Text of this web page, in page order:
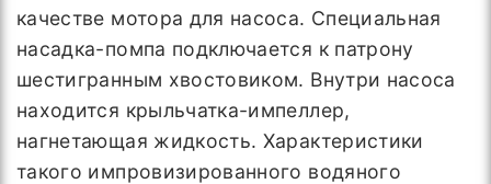
качестве мотора для насоса. Специальная
насадка-помпа подключается к патрону
шестигранным хвостовиком. Внутри насоса
находится крыльчатка-импеллер,
нагнетающая жидкость. Характеристики
такого импровизированного водяного